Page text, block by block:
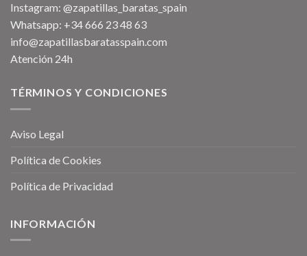
Instagram: @zapatillas_baratas_spain
Whatsapp: +34 666 23 48 63
info@zapatillasbaratasspain.com
Atención 24h
TÉRMINOS Y CONDICIONES
Aviso Legal
Política de Cookies
Política de Privacidad
INFORMACIÓN